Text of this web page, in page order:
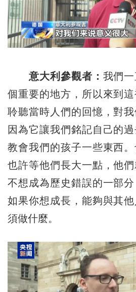
意大利參觀者： 我們
個重要的地方，所以來到這
聆聽當時人們的回憶，對我
因為它讓我們銘記自己的
教會我們的孩子一些東西
也許等他們長大一點，他
不想成為歷史錯誤的一部分
如果你想成長，能夠與其
須做什麼。